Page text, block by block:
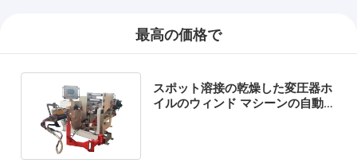
最高の価格で
スポット溶接の乾燥した変圧器ホ
イルのウィンド マシーンの自動銅